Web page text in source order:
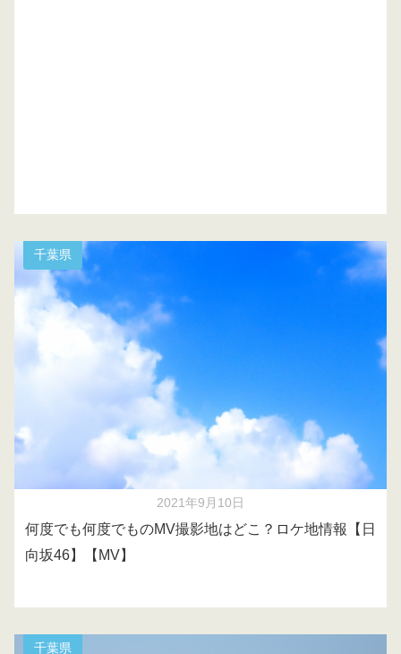
千葉県
2021年9月10日
何度でも何度でものMV撮影地はどこ？ロケ地情報【日
向坂46】【MV】
千葉県